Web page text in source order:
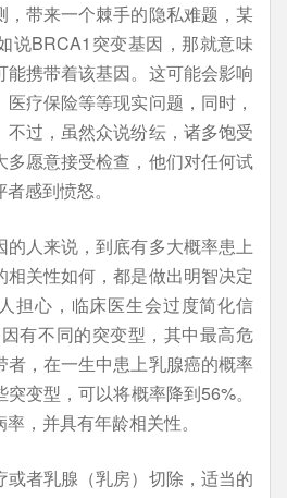
，带来一个棘手的隐私难题，某
说BRCA1突变基因，那就意味
携带着该基因。这可能会影响
疗保险等等现实问题，同时，
过，虽然众说纷纭，诸多饱受
多愿意接受检查，他们对任何试
感到愤怒。
人来说，到底有多大概率患上
关性如何，都是做出明智决定
担心，临床医生会过度简化信
有不同的突变型，其中最高危
者，在一生中患上乳腺癌的概率
变型，可以将概率降到56%。
，并具有年龄相关性。
者乳腺（乳房）切除，适当的